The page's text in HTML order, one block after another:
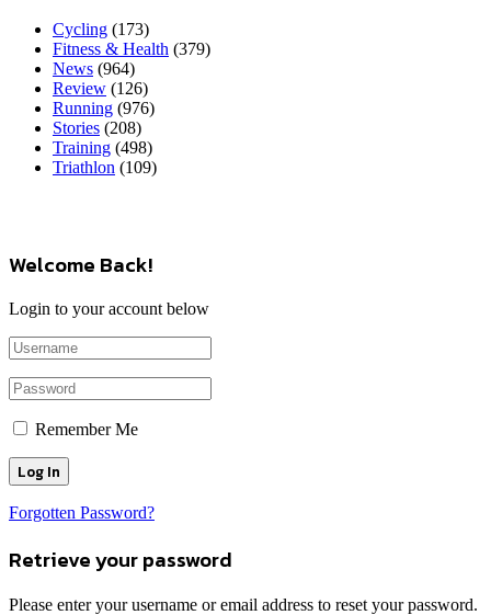
Cycling (173)
Fitness & Health (379)
News (964)
Review (126)
Running (976)
Stories (208)
Training (498)
Triathlon (109)
Welcome Back!
Login to your account below
Remember Me
Forgotten Password?
Retrieve your password
Please enter your username or email address to reset your password.